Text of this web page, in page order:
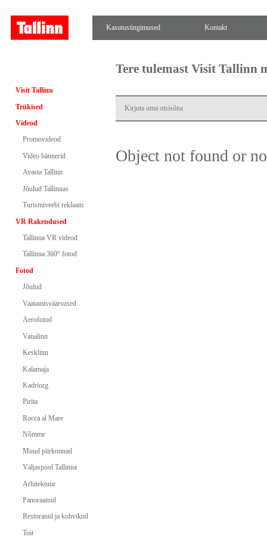
Kasutustingimused Kontakt
Visit Tallinn
Trükised
Videod
Promovideod
Video bännerid
Avasta Tallinn
Jõulud Tallinnas
Turismiveebi reklaam
VR Rakendused
Tallinna VR videod
Tallinna 360° fotod
Fotod
Jõulud
Vaatamisväärsused
Aerofotod
Vanalinn
Kesklinn
Kalamaja
Kadriorg
Pirita
Rocca al Mare
Nõmme
Muud piirkonnad
Väljaspool Tallinna
Arhitektuur
Panoraamid
Restoranid ja kohvikud
Toit
Tere tulemast Visit Tallinn
Object not found or